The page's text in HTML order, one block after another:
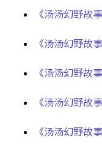
《汤汤幻野故
《汤汤幻野故
《汤汤幻野故
《汤汤幻野故
《汤汤幻野故